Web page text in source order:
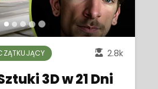
2.8k
3D w 21 Dni